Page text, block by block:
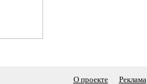
О проекте Реклама